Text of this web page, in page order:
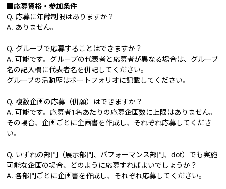
■応募資格・参加条件
Q. 応募に年齢制限はありますか？
A. ありません。
Q. グループで応募することはできますか？
A. 可能です。グループの代表者と応募者が異なる場合は、グループ
名の記入欄に代表者名を併記してください。
グループの活動歴はポートフォリオに記載してください。
Q. 複数企画の応募（併願）はできますか？
A. 可能です。応募者1名あたりの応募企画数に上限はありません。
その場合、企画ごとに企画書を作成し、それぞれ応募してくださ
い。
Q. いずれの部門（展示部門、パフォーマンス部門、dot）でも実施
可能な企画の場合、どのように応募すればよいでしょうか？
A. 各部門ごとに企画書を作成し、それぞれ応募してください。